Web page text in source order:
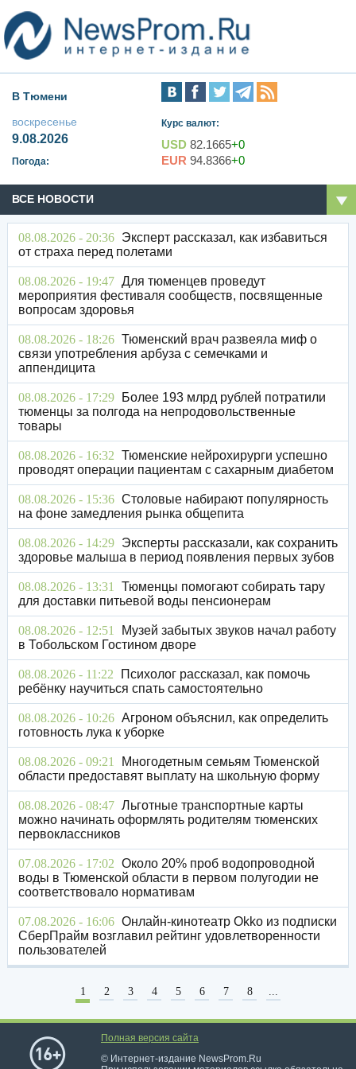
В Тюмени
воскресенье
9.08.2026
Погода:
Курс валют:
USD 82.1665+0
EUR 94.8366+0
ВСЕ НОВОСТИ
08.08.2026 - 20:36 Эксперт рассказал, как избавиться
от страха перед полетами
08.08.2026 - 19:47 Для тюменцев проведут
мероприятия фестиваля сообществ, посвященные
вопросам здоровья
08.08.2026 - 18:26 Тюменский врач развеяла миф о
связи употребления арбуза с семечками и
аппендицита
08.08.2026 - 17:29
Более 193 млрд рублей потратили
тюменцы за полгода на непродовольственные
товары
08.08.2026 - 16:32 Тюменские нейрохирурги успешно
проводят операции пациентам с сахарным диабетом
08.08.2026 - 15:36 Столовые набирают популярность
на фоне замедления рынка общепита
08.08.2026 - 14:29 Эксперты рассказали, как сохранить
здоровье малыша в период появления первых зубов
08.08.2026 - 13:31 Тюменцы помогают собирать тару
для доставки питьевой воды пенсионерам
08.08.2026 - 12:51
Музей забытых звуков начал работу
в Тобольском Гостином дворе
08.08.2026 - 11:22
Психолог рассказал, как помочь
ребёнку научиться спать самостоятельно
08.08.2026 - 10:26 Агроном объяснил, как определить
готовность лука к уборке
08.08.2026 - 09:21
Многодетным семьям Тюменской
области предоставят выплату на школьную форму
08.08.2026 - 08:47 Льготные транспортные карты
можно начинать оформлять родителям тюменских
первоклассников
07.08.2026 - 17:02 Около 20% проб водопроводной
воды в Тюменской области в первом полугодии не
соответствовало нормативам
07.08.2026 - 16:06 Онлайн-кинотеатр Okko из подписки
СберПрайм возглавил рейтинг удовлетворенности
пользователей
1 2 3 4 5 6 7 8 ...
Полная версия сайта
© Интернет-издание NewsProm.Ru